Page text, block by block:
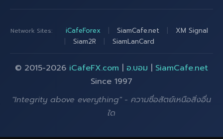
Network Sites: iCafeForex SiamCafe.net
XM Signal
Siam2R SiamLanCard
© 2015-2026 iCafeFX.com | อ.บอม | SiamCafe.net
Since 1997
"Integrity above everything" - ความซื่อสัตย์เหนือสิ่งอื่น
ใด